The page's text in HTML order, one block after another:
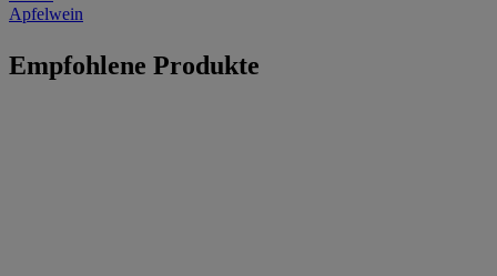
Apfelwein
Empfohlene Produkte